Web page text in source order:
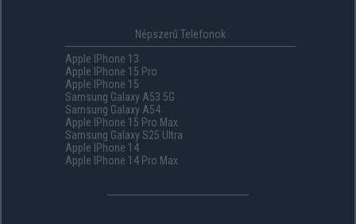
Népszerű Telefonok
Apple IPhone 13
Apple IPhone 15 Pro
Apple IPhone 15
Samsung Galaxy A53 5G
Samsung Galaxy A54
Apple IPhone 15 Pro Max
Samsung Galaxy S25 Ultra
Apple IPhone 14
Apple IPhone 14 Pro Max